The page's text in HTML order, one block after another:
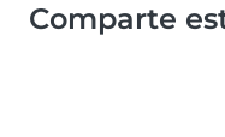
Comparte